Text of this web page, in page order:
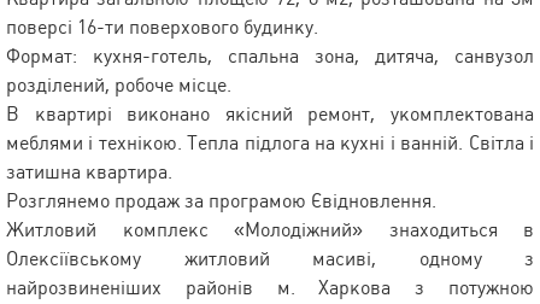
поверсі 16-ти поверхового будинку.
Формат: кухня-готель, спальна зона, дитяча, санвузол
розділений, робоче місце.
В квартирі виконано якісний ремонт, укомплектована
меблями і технікою. Тепла підлога на кухні і ванній. Світла і
затишна квартира.
Розглянемо продаж за програмою Євідновлення.
Житловий комплекс «Молодіжний» знаходиться в
Олексіївському житловий масиві, одному з
найрозвиненіших районів м. Харкова з потужною